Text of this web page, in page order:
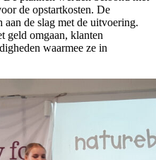
de opstartkosten. De
de slag met de uitvoering.
geld omgaan, klanten
waarmee ze in